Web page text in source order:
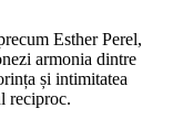
Esther Perel,
armonia dintre
și intimitatea
reciproc.